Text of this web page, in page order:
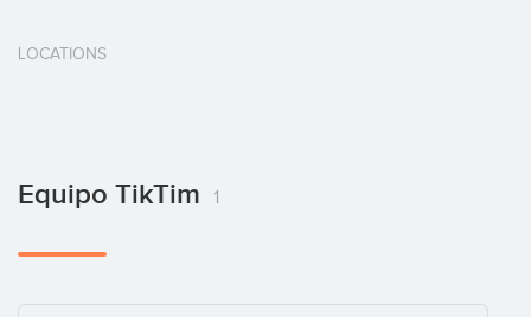
LOCATIONS
Equipo TikTim 1